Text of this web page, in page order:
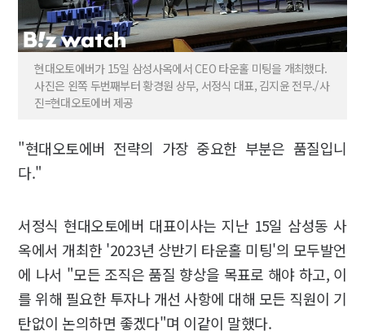
현대오토에버가 15일 삼성사옥에서 CEO 타운홀 미팅을 개최했다.
사진은 왼쪽 두번째부터 황경원 상무, 서정식 대표, 김지윤 전무./사
진=현대오토에버 제공
"현대오토에버 전략의 가장 중요한 부분은 품질입니
다."
서정식 현대오토에버 대표이사는 지난 15일 삼성동 사
옥에서 개최한 '2023년 상반기 타운홀 미팅'의 모두발언
에 나서 "모든 조직은 품질 향상을 목표로 해야 하고, 이
를 위해 필요한 투자나 개선 사항에 대해 모든 직원이 기
탄없이 논의하면 좋겠다"며 이같이 말했다.